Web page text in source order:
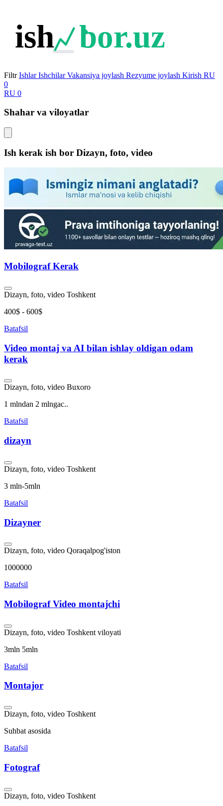
ish bor.uz
Filtr Ishlar Ishchilar Vakansiya joylash Rezyume joylash Kirish RU
0
RU 0
Shahar va viloyatlar
Ish kerak ish bor Dizayn, foto, video
Mobilograf Kerak
Dizayn, foto, video Toshkent
400$ - 600$
Batafsil
Video montaj va AI bilan ishlay oldigan odam
kerak
Dizayn, foto, video Buxoro
1 mlndan 2 mlngac..
Batafsil
dizayn
Dizayn, foto, video Toshkent
3 mln-5mln
Batafsil
Dizayner
Dizayn, foto, video Qoraqalpog'iston
1000000
Batafsil
Mobilograf Video montajchi
Dizayn, foto, video Toshkent viloyati
3mln 5mln
Batafsil
Montajor
Dizayn, foto, video Toshkent
Suhbat asosida
Batafsil
Fotograf
Dizayn, foto, video Toshkent